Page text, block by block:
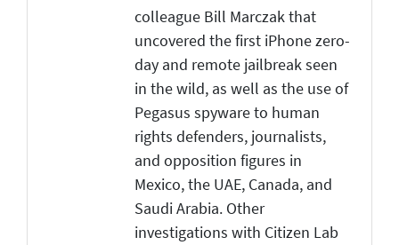
colleague Bill Marczak that
uncovered the first iPhone zero-
day and remote jailbreak seen
in the wild, as well as the use of
Pegasus spyware to human
rights defenders, journalists,
and opposition figures in
Mexico, the UAE, Canada, and
Saudi Arabia. Other
investigations with Citizen Lab